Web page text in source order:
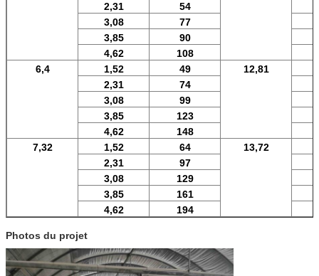
2,31
54
3,08
77
3,85
90
4,62
108
6,4
1,52 49 12,81
2,31
74
3,08
99
3,85
123
4,62
148
7,32
1,52 64 13,72
2,31
97
3,08
129
3,85
161
4,62
194
Photos du projet